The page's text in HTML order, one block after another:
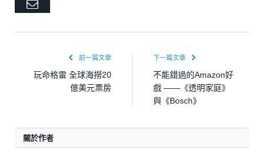
Email
前一篇文章
玩命格雷 全球海撈20
億美元票房
下一篇文章
不能錯過的Amazon好
戲 ——《透明家庭》
與《Bosch》
關於作者